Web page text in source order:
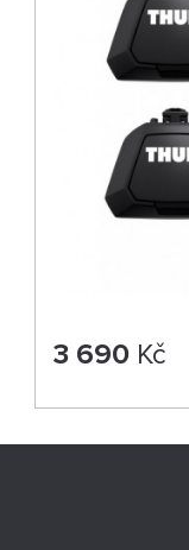
3 690 Kč